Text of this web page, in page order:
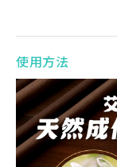
使用方法